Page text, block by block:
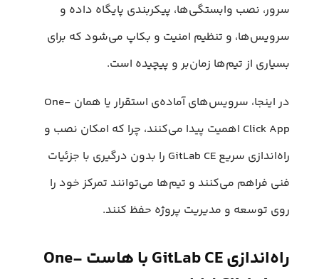
سرور، نصب وابستگی‌ها، پیکربندی پایگاه داده و
سرویس‌ها، و تنظیم امنیت و بکاپ می‌شود که برای
بسیاری از تیم‌ها زمان‌بر و پیچیده است.
در اینجا، سرویس‌های آماده‌ی استقرار یا همان One-
Click App اهمیت پیدا می‌کنند، چرا که امکان نصب و
راه‌اندازی سریع GitLab CE را بدون درگیری با جزئیات
فنی فراهم می‌کنند و تیم‌ها می‌توانند تمرکز خود را
روی توسعه و مدیریت پروژه حفظ کنند.
راه‌اندازی GitLab CE با هاست One-